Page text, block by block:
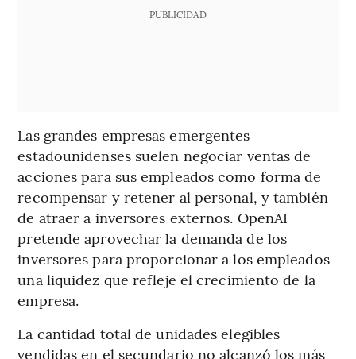
PUBLICIDAD
Las grandes empresas emergentes
estadounidenses suelen negociar ventas de
acciones para sus empleados como forma de
recompensar y retener al personal, y también
de atraer a inversores externos. OpenAI
pretende aprovechar la demanda de los
inversores para proporcionar a los empleados
una liquidez que refleje el crecimiento de la
empresa.
La cantidad total de unidades elegibles
vendidas en el secundario no alcanzó los más